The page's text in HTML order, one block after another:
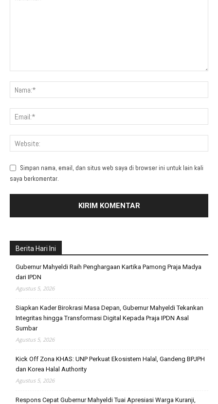
Simpan nama, email, dan situs web saya di browser ini untuk lain kali
saya berkomentar.
Berita Hari Ini
Gubernur Mahyeldi Raih Penghargaan Kartika Pamong Praja Madya
dari IPDN
Agustus 5, 2026
Siapkan Kader Birokrasi Masa Depan, Gubernur Mahyeldi Tekankan
Integritas hingga Transformasi Digital Kepada Praja IPDN Asal
Sumbar
Agustus 5, 2026
Kick Off Zona KHAS: UNP Perkuat Ekosistem Halal, Gandeng BPJPH
dan Korea Halal Authority
Agustus 5, 2026
Respons Cepat Gubernur Mahyeldi Tuai Apresiasi Warga Kuranji,